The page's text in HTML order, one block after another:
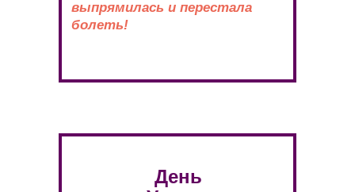
выпрямилась и перестала
болеть!
День